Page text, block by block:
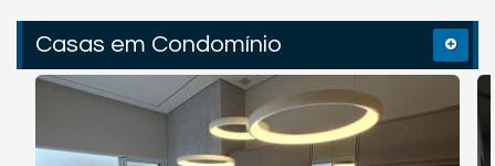
Casas em Condomínio